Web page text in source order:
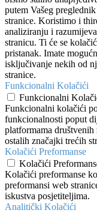
putem Vašeg
stranice. Koristimo i
analiziranju i
stranicu. Ti će se
pristanak. Imate
isključivanje nekih od
stranice.
Funkcionalni Kolačići
Funkcionalni
Funkcionalni kolačići
funkcionalnosti poput
platformama
ostalih značajki trećih
Kolačići Preformanse
Kolačići
Kolačići preformanse
preformansi web
iskustva posjetiteljima.
Analitički Kolačići